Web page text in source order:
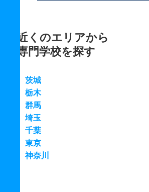
近くのエリアから
専門学校を探す
茨城
栃木
群馬
埼玉
千葉
東京
神奈川